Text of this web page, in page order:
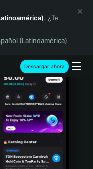
. ¿Te
(Latinoamérica)
Descargar ahora